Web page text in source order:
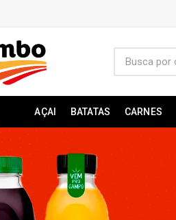
AÇAI BATATAS CARNES